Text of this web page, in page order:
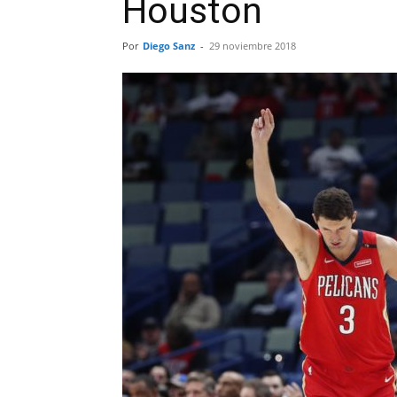
Houston
Por Diego Sanz - 29 noviembre 2018